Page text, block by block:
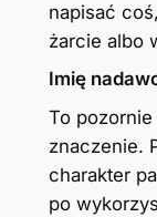
napisać
żarcie albo
Imię
To pozornie
znaczenie.
charakter
po